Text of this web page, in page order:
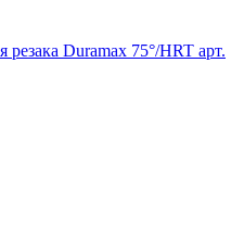
резака Duramax 75°/HRT арт.